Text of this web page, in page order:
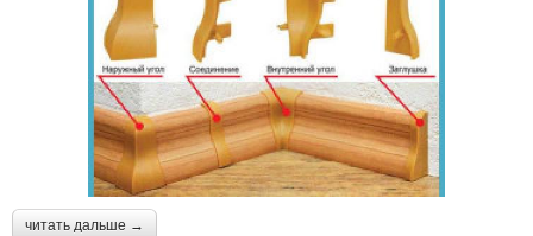
читать дальше →